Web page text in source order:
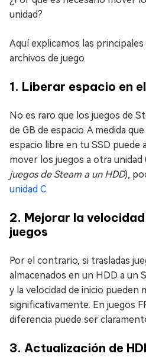
unidad?
Aquí explicamos las
archivos de juego.
1. Liberar espacio en el
No es raro que los juegos de
de GB de espacio. A medida
espacio libre en tu SSD puede
mover los juegos a otra unidad
juegos de Steam a un HDD),
unidad C.
2. Mejorar la
juegos
Por el contrario, si trasladas
almacenados en un HDD a un
y la velocidad de inicio pueden
significativamente. En juegos
diferencia puede ser
3. Actualización de